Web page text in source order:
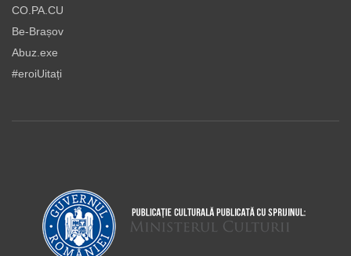
CO.PA.CU
Be-Brașov
Abuz.exe
#eroiUitați